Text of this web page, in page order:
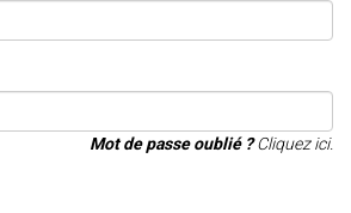
Mot de passe oublié ?Cliquez ici.